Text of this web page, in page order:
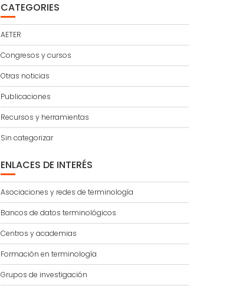
CATEGORIES
AETER
Congresos y cursos
Otras noticias
Publicaciones
Recursos y herramientas
Sin categorizar
ENLACES DE INTERÉS
Asociaciones y redes de terminología
Bancos de datos terminológicos
Centros y academias
Formación en terminología
Grupos de investigación